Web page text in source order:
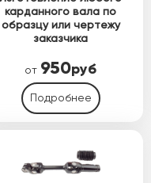
карданного вала по
образцу или чертежу
заказчика
от 950руб
Подробнее